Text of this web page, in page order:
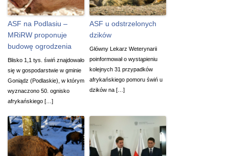
ASF na Podlasiu –
MRiRW proponuje
budowę ogrodzenia
Blisko 1,1 tys. świń znajdowało
się w gospodarstwie w gminie
Goniądz (Podlaskie), w którym
wyznaczono 50. ognisko
afrykańskiego […]
ASF u odstrzelonych
dzików
Główny Lekarz Weterynarii
poinformował o wystąpieniu
kolejnych 31 przypadków
afrykańskiego pomoru świń u
dzików na […]